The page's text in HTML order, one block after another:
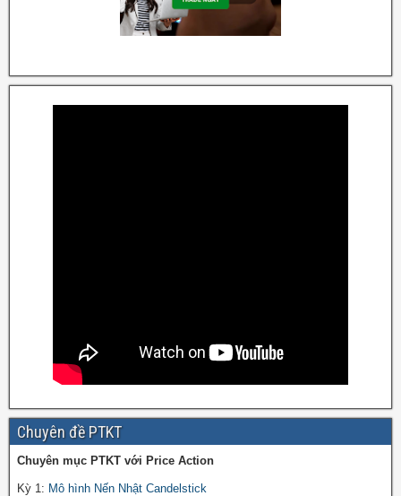
Chuyên đề PTKT
Chuyên mục PTKT với Price Action
Kỳ 1: Mô hình Nến Nhật Candelstick